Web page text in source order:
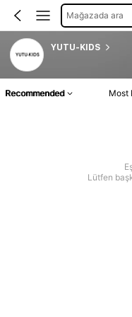
Mağazada ara
YUTU-KIDS
Recommended Most
Lütfen